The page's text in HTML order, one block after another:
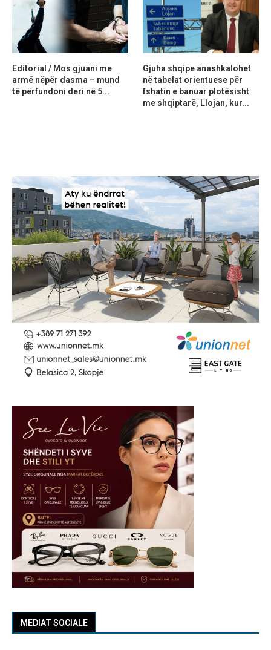
MEDIAT SOCIALE
Editorial / Mos gjuani me
armë nëpër dasma – mund
të përfundoni deri në 5...
Gjuha shqipe anashkalohet
në tabelat orientuese për
fshatin e banuar plotësisht
me shqiptarë, Llojan, kur...